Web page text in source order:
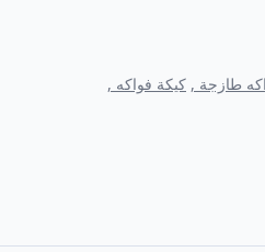
مناسبتكم حدث لا ينسى.
، عنب اسود و ابيض توت منوع مع
طازجة , كيكة فواكه ,